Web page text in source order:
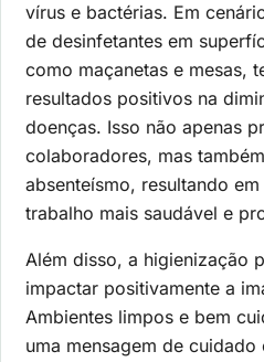
vírus e bactérias. Em
de desinfetantes em
como maçanetas e mesas,
resultados positivos na
doenças. Isso não apenas
colaboradores, mas
absenteísmo, resultando
trabalho mais saudável e
Além disso, a higienização
impactar positivamente a
Ambientes limpos e bem
uma mensagem de